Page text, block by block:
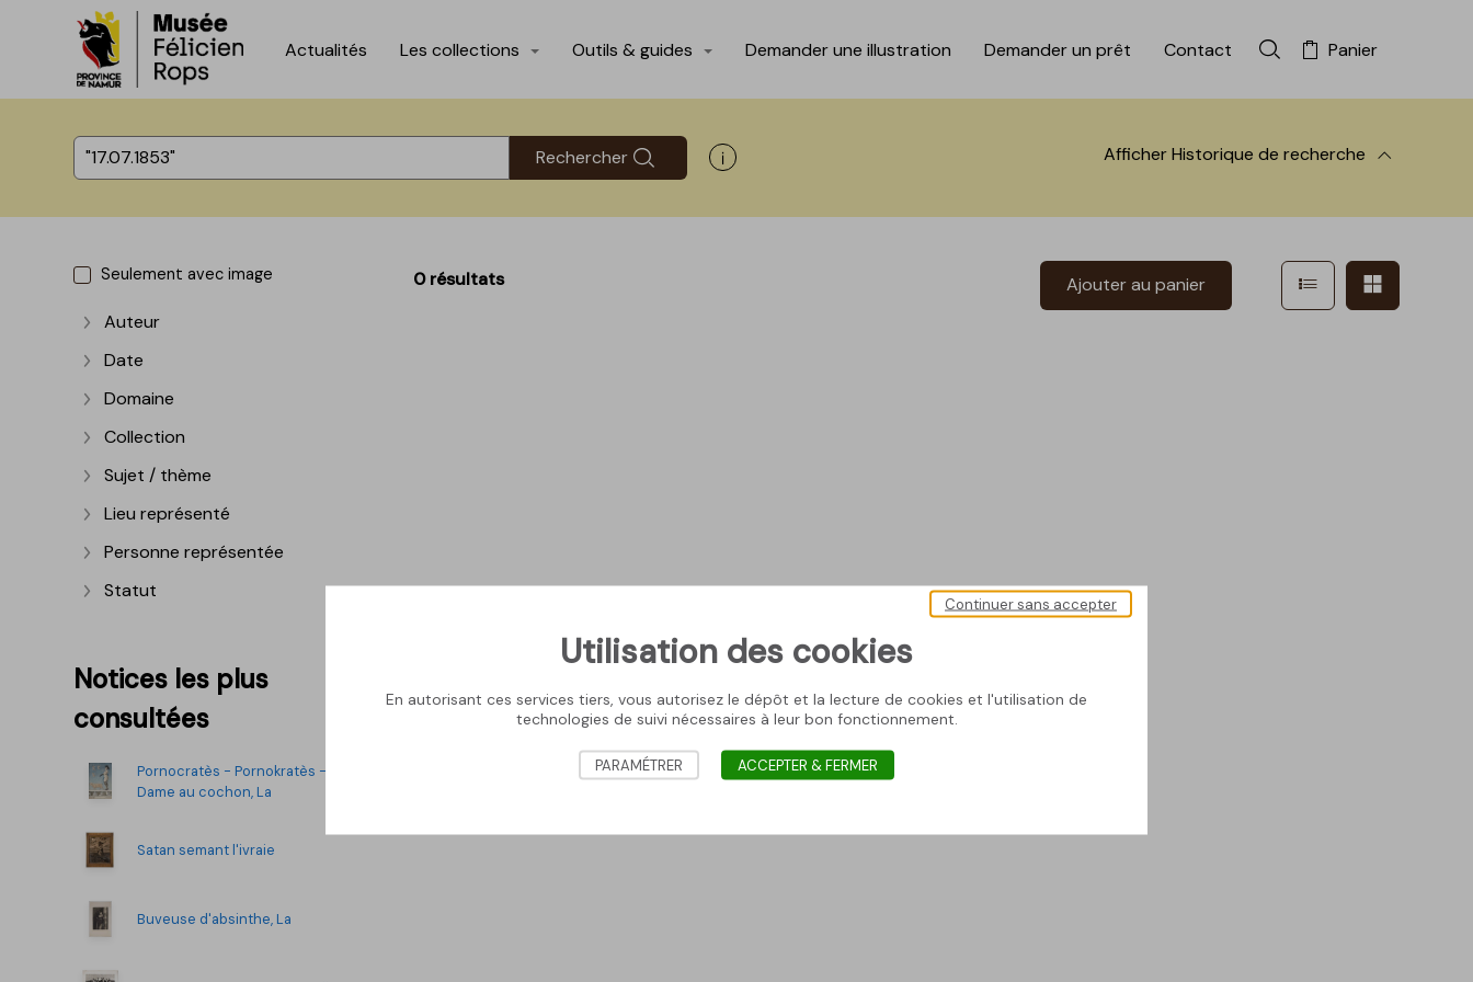
Accèder directement au contenu
Accèder directement au contenu
Actualités Les collections Outils & guides Demander une illustration Demander un prêt Contact Rechercher dans la
Panier
Rechercher Afficher les informations d'aide à la recherche AfficherHistorique de recherche
Seulement avec image
Afficher plus
Auteur
Afficher plus
Date
Afficher plus
Domaine
Afficher plus
Collection
Afficher plus
Sujet / thème
Afficher plus
Lieu représenté
Afficher plus
Personne représentée
Afficher plus
Statut
Notices les plus
consultées
Pornocratès - Pornokratès -
Dame au cochon, La
Satan semant l'ivraie
Buveuse d'absinthe, La
0 résultats Ajouter au panier Afficher en mode
Utilisation des cookies
En autorisant ces services tiers, vous autorisez le dépôt et la lecture de cookies et l'utilisation de
technologies de suivi nécessaires à leur bon fonctionnement.
Continuer sans accepter
PARAMÉTRER ACCEPTER & FERMER